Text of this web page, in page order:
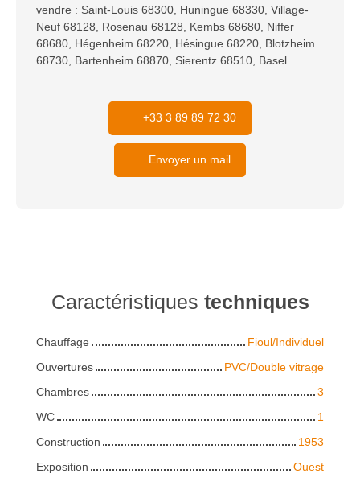
vendre : Saint-Louis 68300, Huningue 68330, Village-
Neuf 68128, Rosenau 68128, Kembs 68680, Niffer
68680, Hégenheim 68220, Hésingue 68220, Blotzheim
68730, Bartenheim 68870, Sierentz 68510, Basel
+33 3 89 89 72 30
Envoyer un mail
Caractéristiques techniques
Chauffage
Fioul/Individuel
Ouvertures
PVC/Double vitrage
Chambres
3
WC
1
Construction
1953
Exposition
Ouest